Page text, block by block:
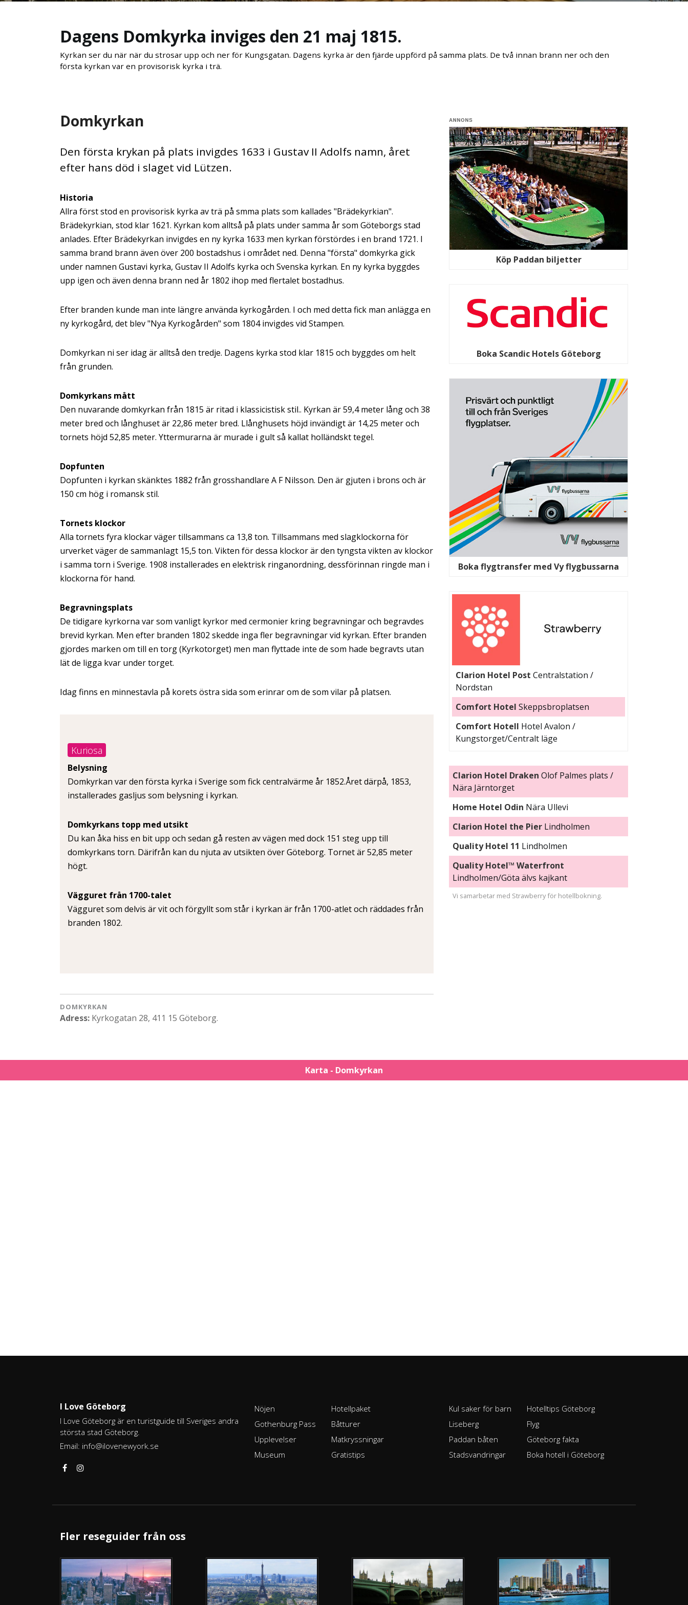
Dagens Domkyrka inviges den 21 maj 1815.
Kyrkan ser du när när du strosar upp och ner för Kungsgatan. Dagens kyrka är den fjärde uppförd på samma plats. De två innan brann ner och den
första kyrkan var en provisorisk kyrka i trä.
Domkyrkan
Den första krykan på plats invigdes 1633 i Gustav II Adolfs namn, året
efter hans död i slaget vid Lützen.
Historia
Allra först stod en provisorisk kyrka av trä på smma plats som kallades "Brädekyrkian".
Brädekyrkian, stod klar 1621. Kyrkan kom alltså på plats under samma år som Göteborgs stad
anlades. Efter Brädekyrkan invigdes en ny kyrka 1633 men kyrkan förstördes i en brand 1721. I
samma brand brann även över 200 bostadshus i området ned. Denna "första" domkyrka gick
under namnen Gustavi kyrka, Gustav II Adolfs kyrka och Svenska kyrkan. En ny kyrka byggdes
upp igen och även denna brann ned år 1802 ihop med flertalet bostadhus.
Efter branden kunde man inte längre använda kyrkogården. I och med detta fick man anlägga en
ny kyrkogård, det blev "Nya Kyrkogården" som 1804 invigdes vid Stampen.
Domkyrkan ni ser idag är alltså den tredje. Dagens kyrka stod klar 1815 och byggdes om helt
från grunden.
Domkyrkans mått
Den nuvarande domkyrkan från 1815 är ritad i klassicistisk stil.. Kyrkan är 59,4 meter lång och 38
meter bred och långhuset är 22,86 meter bred. Llånghusets höjd invändigt är 14,25 meter och
tornets höjd 52,85 meter. Yttermurarna är murade i gult så kallat holländskt tegel.
Dopfunten
Dopfunten i kyrkan skänktes 1882 från grosshandlare A F Nilsson. Den är gjuten i brons och är
150 cm hög i romansk stil.
Tornets klockor
Alla tornets fyra klockar väger tillsammans ca 13,8 ton. Tillsammans med slagklockorna för
urverket väger de sammanlagt 15,5 ton. Vikten för dessa klockor är den tyngsta vikten av klockor
i samma torn i Sverige. 1908 installerades en elektrisk ringanordning, dessförinnan ringde man i
klockorna för hand.
Begravningsplats
De tidigare kyrkorna var som vanligt kyrkor med cermonier kring begravningar och begravdes
brevid kyrkan. Men efter branden 1802 skedde inga fler begravningar vid kyrkan. Efter branden
gjordes marken om till en torg (Kyrkotorget) men man flyttade inte de som hade begravts utan
lät de ligga kvar under torget.
Idag finns en minnestavla på korets östra sida som erinrar om de som vilar på platsen.
Kuriosa
Belysning
Domkyrkan var den första kyrka i Sverige som fick centralvärme år 1852.Året därpå, 1853,
installerades gasljus som belysning i kyrkan.
Domkyrkans topp med utsikt
Du kan åka hiss en bit upp och sedan gå resten av vägen med dock 151 steg upp till
domkyrkans torn. Därifrån kan du njuta av utsikten över Göteborg. Tornet är 52,85 meter
högt.
Vägguret från 1700-talet
Vägguret som delvis är vit och förgyllt som står i kyrkan är från 1700-atlet och räddades från
branden 1802.
DOMKYRKAN
Adress: Kyrkogatan 28, 411 15 Göteborg.
Köp Paddan biljetter
Boka Scandic Hotels Göteborg
Boka flygtransfer med Vy flygbussarna
Clarion Hotel Post Centralstation /
Nordstan
Comfort Hotel Skeppsbroplatsen
Comfort Hotell Hotel Avalon /
Kungstorget/Centralt läge
Clarion Hotel Draken Olof Palmes plats /
Nära Järntorget
Home Hotel Odin Nära Ullevi
Clarion Hotel the Pier Lindholmen
Quality Hotel 11 Lindholmen
Quality Hotel™ Waterfront
Lindholmen/Göta älvs kajkant
Vi samarbetar med Strawberry för hotellbokning.
Karta - Domkyrkan
I Love Göteborg
I Love Göteborg är en turistguide till Sveriges andra
största stad Göteborg.
Email: info@ilovenewyork.se
Nöjen
Gothenburg Pass
Upplevelser
Museum
Hotellpaket
Båtturer
Matkryssningar
Gratistips
Kul saker för barn
Liseberg
Paddan båten
Stadsvandringar
Hotelltips Göteborg
Flyg
Göteborg fakta
Boka hotell i Göteborg
Fler reseguider från oss